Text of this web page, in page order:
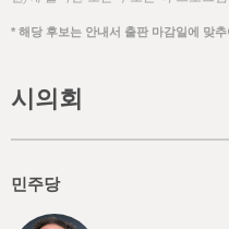
e
* 해당 후보는 안내서 출판 마감일에 맞
시의회
민주당